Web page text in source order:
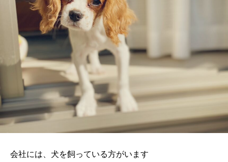
会社には、犬を飼っている方がいます